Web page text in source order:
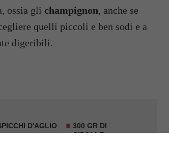
ossia gli champignon, anche se
quelli piccoli e ben sodi e a
digeribili.
D'AGLIO
300 GR DI
CIPOLLE